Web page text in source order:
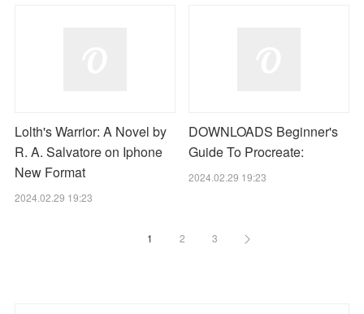
Lolth's Warrior: A Novel by
R. A. Salvatore on Iphone
New Format
2024.02.29 19:23
DOWNLOADS Beginner's
Guide To Procreate:
2024.02.29 19:23
1 2 3